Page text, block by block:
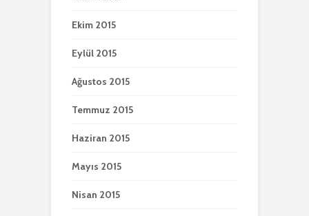
Ekim 2015
Eylül 2015
Ağustos 2015
Temmuz 2015
Haziran 2015
Mayıs 2015
Nisan 2015